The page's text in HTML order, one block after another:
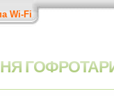
Wi-Fi